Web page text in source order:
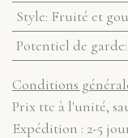
Style: Fruité et
Potentiel de garde:
Conditions
Prix ttc à l'unité,
Expédition : 2-5